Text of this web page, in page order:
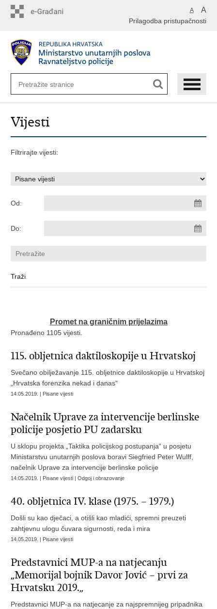
A A
Prilagodba pristupačnosti
Vijesti
Filtrirajte vijesti:
Od:
Do:
Promet na graničnim prijelazima
Pronađeno 1105 vijesti.
115. obljetnica daktiloskopije u Hrvatskoj
Svečano obilježavanje 115. obljetnice daktiloskopije u Hrvatskoj
„Hrvatska forenzika nekad i danas“
14.05.2019. | Pisane vijesti
Načelnik Uprave za intervencije berlinske
policije posjetio PU zadarsku
U sklopu projekta „Taktika policijskog postupanja“ u posjetu
Ministarstvu unutarnjih poslova boravi Siegfried Peter Wulff,
načelnik Uprave za intervencije berlinske policije
14.05.2019. | Pisane vijesti | Odgoj i obrazovanje
40. obljetnica IV. klase (1975. – 1979.)
Došli su kao dječaci, a otišli kao mladići, spremni preuzeti
zahtjevnu ulogu čuvara sigurnosti, reda i mira
14.05.2019. | Pisane vijesti
Predstavnici MUP-a na natjecanju
„Memorijal bojnik Davor Jović – prvi za
Hrvatsku 2019.„
Predstavnici MUP-a na natjecanje za najspremnijeg pripadnika